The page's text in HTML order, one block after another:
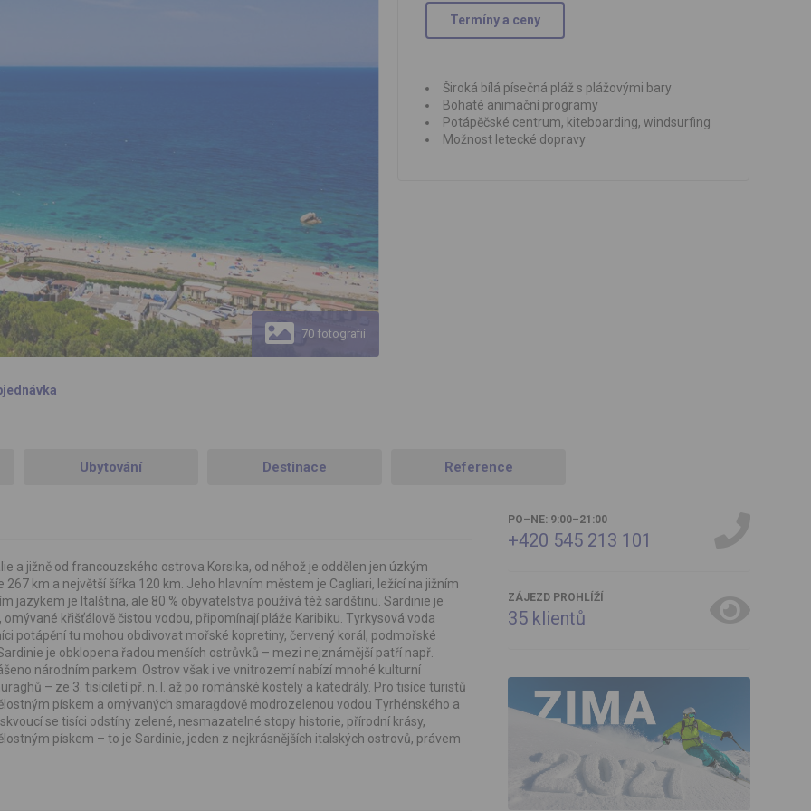
70 fotografií
Termíny a ceny
Široká bílá písečná pláž s plážovými bary
Bohaté animační programy
Potápěčské centrum, kiteboarding, windsurfing
Možnost letecké dopravy
Ubytování Destinace Reference
a jižně od francouzského ostrova Korsika, od něhož je oddělen jen úzkým
km a největší šířka 120 km. Jeho hlavním městem je Cagliari, ležící na jižním
jazykem je Italština, ale 80 % obyvatelstva používá též sardštinu. Sardinie je
křišťálově čistou vodou, připomínají pláže Karibiku. Tyrkysová voda
potápění tu mohou obdivovat mořské kopretiny, červený korál, podmořské
je obklopena řadou menších ostrůvků – mezi nejznámější patří např.
národním parkem. Ostrov však i ve vnitrozemí nabízí mnohé kulturní
– ze 3. tisíciletí př. n. l. až po románské kostely a katedrály. Pro tisíce turistů
pískem a omývaných smaragdově modrozelenou vodou Tyrhénského a
se tisíci odstíny zelené, nesmazatelné stopy historie, přírodní krásy,
pískem – to je Sardinie, jeden z nejkrásnějších italských ostrovů, právem
PO–NE: 9:00–21:00
+420 545 213 101
ZÁJEZD PROHLÍŽÍ
35 klientů